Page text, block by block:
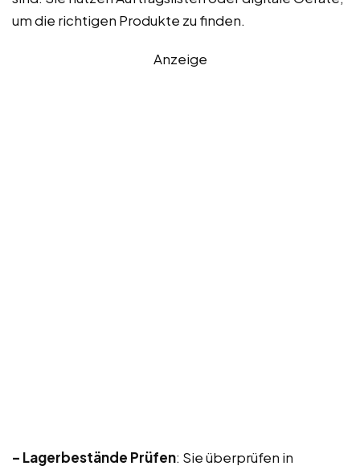
um die richtigen Produkte zu finden.
Anzeige
– Lagerbestände Prüfen: Sie überprüfen in